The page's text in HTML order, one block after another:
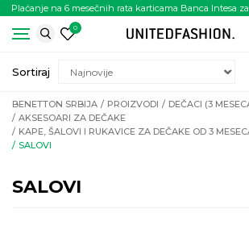
Plaćanje na 6 mesečnih rata karticama Banca Intesa za
0
BENETTON SRBIJA PROIZVODI
DEČACI (3
AKSESOARI ZA DEČAKE
KAPE, ŠALOVI I RUKAVICE ZA DEČAKE OD 3
SALOVI
SALOVI
Sortiraj